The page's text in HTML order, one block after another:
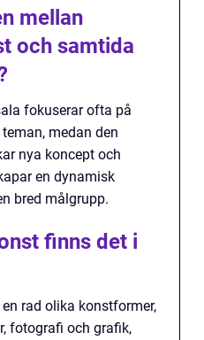
mellan
och samtida
fokuserar ofta på
medan den
nya koncept och
en dynamisk
bred målgrupp.
finns det i
rad olika konstformer,
fotografi och grafik,